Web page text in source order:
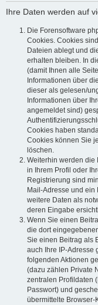
Ihre Daten werden auf
Die Forensoftware
Cookies. Cookies
Dateien ablegt und
erhalten bleiben. In
(damit Ihnen alle
Informationen über
dieser als gelesen/
Informationen über
angemeldet sind)
Cookies haben
Cookies können Sie
löschen.
Weiterhin werden die
in Ihrem Profil oder
Registrierung sind
Mail-Adresse und
weitere Daten als
deren Eingabe
Wenn Sie einen
die dort
Sie einen Beitrag als
auch Ihre IP-Adresse
folgenden Aktionen
(dazu zählen Private
zentralen Profildaten
Passwort) und
übermittelte Browser-